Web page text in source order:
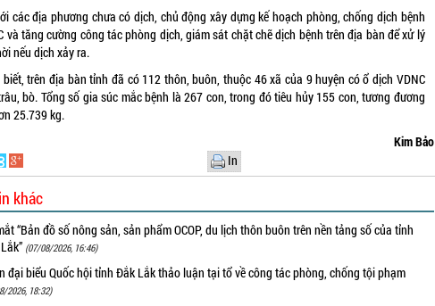
các địa phương chưa có dịch, chủ động xây dựng kế hoạch phòng, chống dịch bệnh
và tăng cường công tác phòng dịch, giám sát chặt chẽ dịch bệnh trên địa bàn để xử lý
nếu dịch xảy ra.
trên địa bàn tỉnh đã có 112 thôn, buôn, thuộc 46 xã của 9 huyện có ổ dịch VDNC
bò. Tổng số gia súc mắc bệnh là 267 con, trong đó tiêu hủy 155 con, tương đương
25.739 kg.
Kim Bảo
In
khác
“Bản đồ số nông sản, sản phẩm OCOP, du lịch thôn buôn trên nền tảng số của tỉnh
(07/08/2026, 16:46)
đại biểu Quốc hội tỉnh Đắk Lắk thảo luận tại tổ về công tác phòng, chống tội phạm
2026, 18:32)